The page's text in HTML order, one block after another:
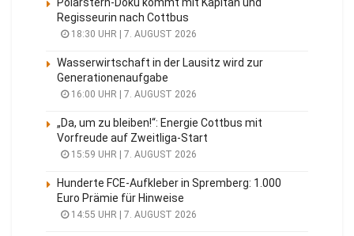
Regisseurin nach Cottbus
18:30 UHR | 7. AUGUST 2026
Wasserwirtschaft in der Lausitz wird zur
Generationenaufgabe
16:00 UHR | 7. AUGUST 2026
„Da, um zu bleiben!“: Energie Cottbus mit
Vorfreude auf Zweitliga-Start
15:59 UHR | 7. AUGUST 2026
Hunderte FCE-Aufkleber in Spremberg: 1.000
Euro Prämie für Hinweise
14:55 UHR | 7. AUGUST 2026